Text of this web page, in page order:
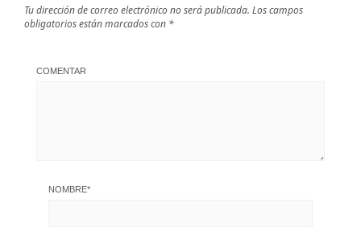
Tu dirección de correo electrónico no será publicada. Los campos
obligatorios están marcados con *
COMENTAR
NOMBRE*